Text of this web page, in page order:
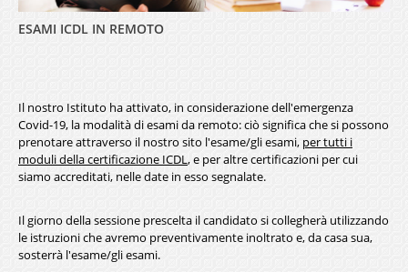
ESAMI ICDL IN REMOTO
Il nostro Istituto ha attivato, in considerazione dell'emergenza
Covid-19, la modalità di esami da remoto: ciò significa che si possono
prenotare attraverso il nostro sito l'esame/gli esami, per tutti i
moduli della certificazione ICDL, e per altre certificazioni per cui
siamo accreditati, nelle date in esso segnalate.
Il giorno della sessione prescelta il candidato si collegherà utilizzando
le istruzioni che avremo preventivamente inoltrato e, da casa sua,
sosterrà l'esame/gli esami.